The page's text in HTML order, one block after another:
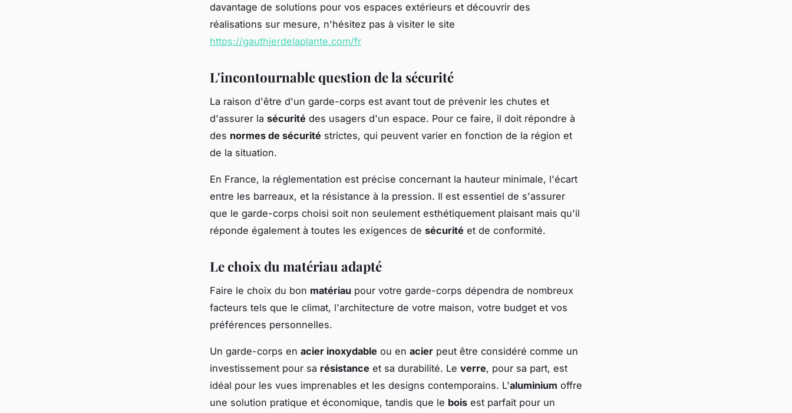
davantage de solutions pour vos espaces extérieurs et découvrir des
réalisations sur mesure, n'hésitez pas à visiter le site
https://gauthierdelaplante.com/fr
L'incontournable question de la sécurité
La raison d'être d'un garde-corps est avant tout de prévenir les chutes et
d'assurer la sécurité des usagers d'un espace. Pour ce faire, il doit répondre à
des normes de sécurité strictes, qui peuvent varier en fonction de la région et
de la situation.
En France, la réglementation est précise concernant la hauteur minimale, l'écart
entre les barreaux, et la résistance à la pression. Il est essentiel de s'assurer
que le garde-corps choisi soit non seulement esthétiquement plaisant mais qu'il
réponde également à toutes les exigences de sécurité et de conformité.
Le choix du matériau adapté
Faire le choix du bon matériau pour votre garde-corps dépendra de nombreux
facteurs tels que le climat, l'architecture de votre maison, votre budget et vos
préférences personnelles.
Un garde-corps en acier inoxydable ou en acier peut être considéré comme un
investissement pour sa résistance et sa durabilité. Le verre, pour sa part, est
idéal pour les vues imprenables et les designs contemporains. L'aluminium offre
une solution pratique et économique, tandis que le bois est parfait pour un